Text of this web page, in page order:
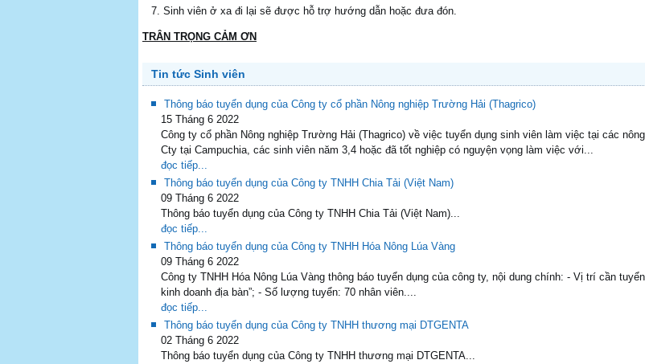
Sinh viên ở xa đi lại sẽ được hỗ trợ hướng dẫn hoặc đưa đón.
TRÂN TRỌNG CẢM ƠN
Tin tức Sinh viên
Thông báo tuyển dụng của Công ty cổ phần Nông nghiệp Trường Hải (Thagrico)
15 Tháng 6 2022
Công ty cổ phần Nông nghiệp Trường Hải (Thagrico) về việc tuyển dụng sinh viên làm việc tại các
Cty tại Campuchia, các sinh viên năm 3,4 hoặc đã tốt nghiệp có nguyện vọng làm việc với...
đọc tiếp...
Thông báo tuyển dụng của Công ty TNHH Chia Tải (Việt Nam)
09 Tháng 6 2022
Thông báo tuyển dụng của Công ty TNHH Chia Tải (Việt Nam)...
đọc tiếp...
Thông báo tuyển dụng của Công ty TNHH Hóa Nông Lúa Vàng
09 Tháng 6 2022
Công ty TNHH Hóa Nông Lúa Vàng thông báo tuyển dụng của công ty, nội dung chính: - Vị trí cần
kinh doanh địa bàn”; - Số lượng tuyển: 70 nhân viên....
đọc tiếp...
Thông báo tuyển dụng của Công ty TNHH thương mại DTGENTA
02 Tháng 6 2022
Thông báo tuyển dụng của Công ty TNHH thương mại DTGENTA...